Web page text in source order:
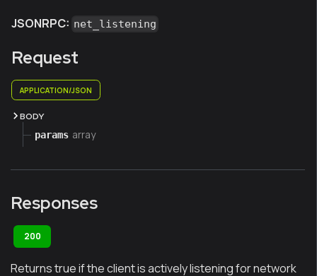
JSONRPC: net_listening
Request
APPLICATION/JSON
BODY
params array
Responses
200
Returns true if the client is actively listening for network